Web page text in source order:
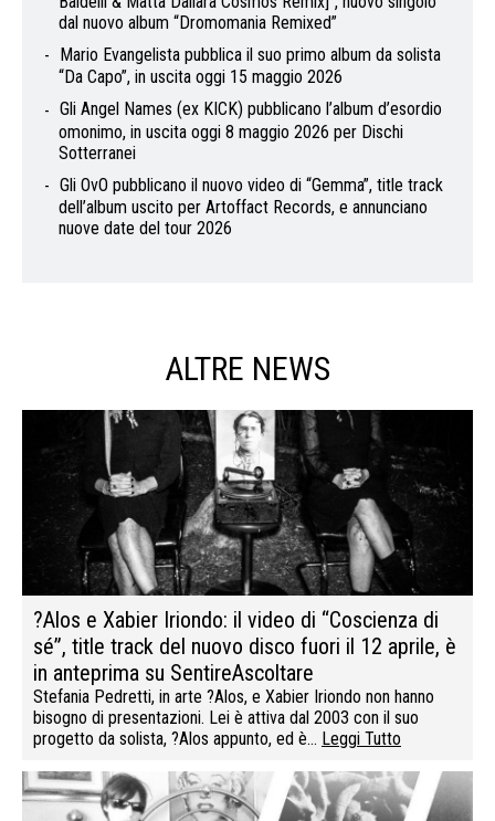
dal nuovo album “Dromomania Remixed”
Mario Evangelista pubblica il suo primo album da solista
“Da Capo”, in uscita oggi 15 maggio 2026
Gli Angel Names (ex KICK) pubblicano l’album d’esordio
omonimo, in uscita oggi 8 maggio 2026 per Dischi
Sotterranei
Gli OvO pubblicano il nuovo video di “Gemma”, title track
dell’album uscito per Artoffact Records, e annunciano
nuove date del tour 2026
ALTRE NEWS
?Alos e Xabier Iriondo: il video di “Coscienza di
sé”, title track del nuovo disco fuori il 12 aprile, è
in anteprima su SentireAscoltare
Stefania Pedretti, in arte ?Alos, e Xabier Iriondo non hanno
bisogno di presentazioni. Lei è attiva dal 2003 con il suo
progetto da solista, ?Alos appunto, ed è… Leggi Tutto